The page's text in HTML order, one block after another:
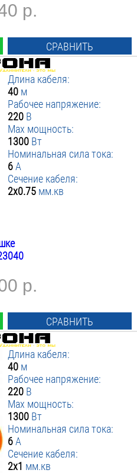
р.
СРАВНИТЬ
Длина кабеля:
40 м
Рабочее напряжение:
220 В
Max мощность:
1300 Вт
Номинальная сила тока:
6А
Сечение кабеля:
2х0.75 мм.кв
р.
СРАВНИТЬ
Длина кабеля:
40 м
Рабочее напряжение:
220 В
Max мощность:
1300 Вт
Номинальная сила тока:
6А
Сечение кабеля:
2х1 мм.кв